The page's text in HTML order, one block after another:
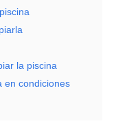
la piscina
en condiciones